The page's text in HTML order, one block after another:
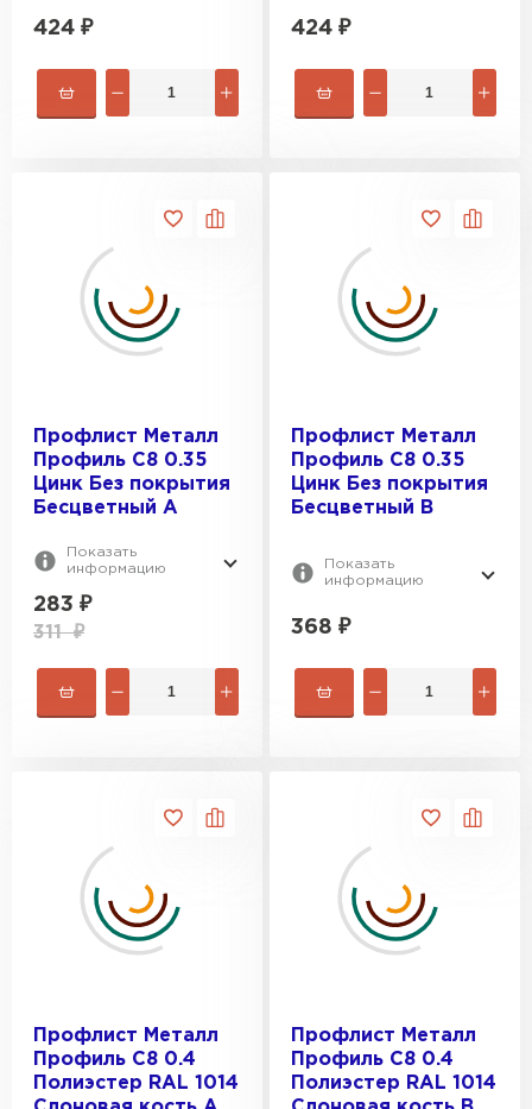
424 ₽ 424 ₽
Профлист Металл
Профиль C8 0.35
Цинк Без покрытия
Бесцветный A
Показать
информацию
283 ₽
311₽
Профлист Металл
Профиль C8 0.35
Цинк Без покрытия
Бесцветный B
Показать
информацию
368 ₽
Профлист Металл
Профиль C8 0.4
Полиэстер RAL 1014
Профлист Металл
Профиль C8 0.4
Полиэстер RAL 1014